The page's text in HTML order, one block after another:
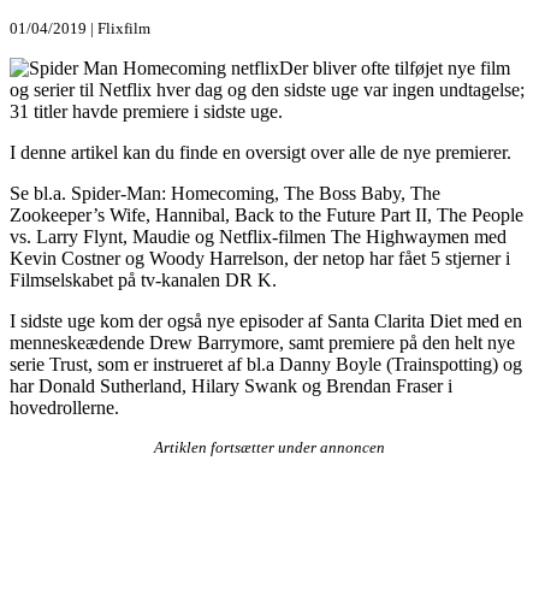
01/04/2019 | Flixfilm
Der bliver ofte tilføjet nye film
og serier til Netflix hver dag og den sidste uge var ingen undtagelse;
31 titler havde premiere i sidste uge.
I denne artikel kan du finde en oversigt over alle de nye premierer.
Se bl.a. Spider-Man: Homecoming, The Boss Baby, The
Zookeeper’s Wife, Hannibal, Back to the Future Part II, The People
vs. Larry Flynt, Maudie og Netflix-filmen The Highwaymen med
Kevin Costner og Woody Harrelson, der netop har fået 5 stjerner i
Filmselskabet på tv-kanalen DR K.
I sidste uge kom der også nye episoder af Santa Clarita Diet med en
menneskeædende Drew Barrymore, samt premiere på den helt nye
serie Trust, som er instrueret af bl.a Danny Boyle (Trainspotting) og
har Donald Sutherland, Hilary Swank og Brendan Fraser i
hovedrollerne.
Artiklen fortsætter under annoncen